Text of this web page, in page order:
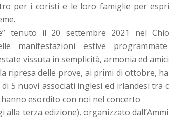
per i coristi e le loro famiglie per
tenuto il 20 settembre 2021 nel
manifestazioni estive programmate
vissuta in semplicità, armonia ed
ripresa delle prove, ai primi di ottobre,
5 nuovi associati inglesi ed irlandesi tra
esordito con noi nel concerto
alla terza edizione), organizzato